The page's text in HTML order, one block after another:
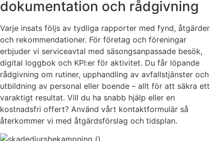
dokumentation och rådgivning
Varje insats följs av tydliga rapporter med fynd, åtgärder
och rekommendationer. För företag och föreningar
erbjuder vi serviceavtal med säsongsanpassade besök,
digital loggbok och KPI:er för aktivitet. Du får löpande
rådgivning om rutiner, upphandling av avfallstjänster och
utbildning av personal eller boende – allt för att säkra ett
varaktigt resultat. Vill du ha snabb hjälp eller en
kostnadsfri offert? Använd vårt kontaktformulär så
återkommer vi med åtgärdsförslag och tidsplan.